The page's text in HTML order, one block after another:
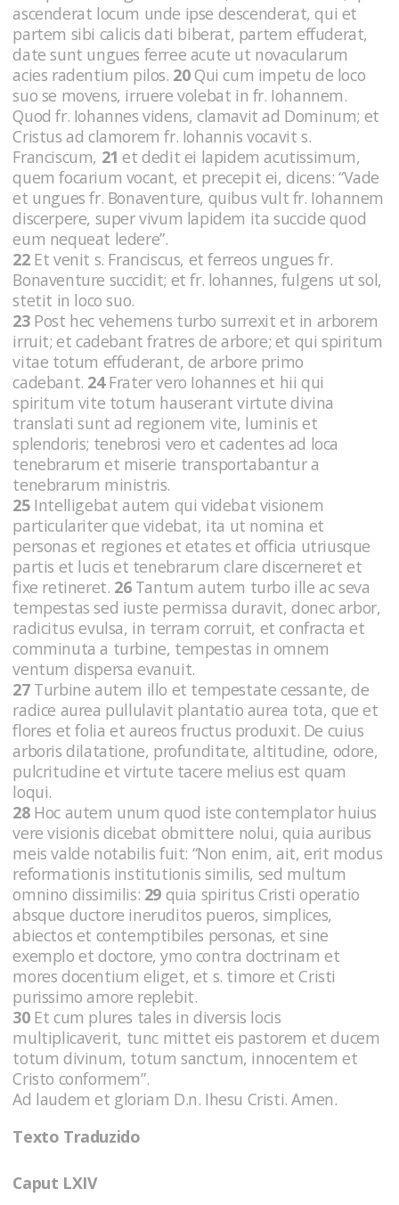
ascenderat locum unde ipse descenderat, qui et
partem sibi calicis dati biberat, partem effuderat,
date sunt ungues ferree acute ut novacularum
acies radentium pilos. 20Qui cum impetu de loco
suo se movens, irruere volebat in fr. Iohannem.
Quod fr. Iohannes videns, clamavit ad Dominum; et
Cristus ad clamorem fr. Iohannis vocavit s.
Franciscum, 21et dedit ei lapidem acutissimum,
quem focarium vocant, et precepit ei, dicens: “Vade
et ungues fr. Bonaventure, quibus vult fr. Iohannem
discerpere, super vivum lapidem ita succide quod
eum nequeat ledere”.
22 Et venit s. Franciscus, et ferreos ungues fr.
Bonaventure succidit; et fr. lohannes, fulgens ut sol,
stetit in loco suo.
23Post hec vehemens turbo surrexit et in arborem
irruit; et ca­debant fratres de arbore; et qui spiritum
vitae totum effuderant, de arbore primo
cadebant. 24Frater vero Iohannes et hii qui
spiritum vite totum hauserant virtute divina
translati sunt ad regionem vite, luminis et
splendoris; tenebrosi vero et cadentes ad loca
tenebrarum et miserie transportabantur a
tenebrarum ministris.
25Intelligebat autem qui videbat visionem
particulariter que videbat, ita ut nomina et
personas et regiones et etates et officia utriusque
partis et lucis et tenebrarum clare discerneret et
fixe retineret. 26Tantum autem turbo ille ac seva
tempestas sed iuste permissa duravit, donec arbor,
radicitus evulsa, in terram corruit, et confracta et
comminuta a turbine, tempestas in omnem
ventum dispersa evanuit.
27Turbine autem illo et tempestate cessante, de
radice aurea pullulavit plantatio aurea tota, que et
flores et folia et aureos fructus produxit. De cuius
arboris dilatatione, profunditate, altitudine, odore,
pulcritudine et virtute tacere melius est quam
loqui.
28 Hoc autem unum quod iste contemplator huius
vere visionis dicebat obmittere nolui, quia auribus
meis valde notabilis fuit: “Non enim, ait, erit modus
reformationis institutionis similis, sed multum
omnino dissimilis: 29 quia spiritus Cristi operatio
absque ductore ineruditos pueros, simplices,
abiectos et contemptibiles personas, et sine
exemplo et doctore, ymo contra doctrinam et
mores docentium eliget, et s. timore et Cristi
purissimo amore replebit.
30Et cum plures tales in diversis locis
multiplicaverit, tunc mittet eis pastorem et ducem
totum divinum, totum sanctum, innocentem et
Cristo conformem”.
Ad laudem et gloriam D.n. Ihesu Cristi. Amen.
Texto Traduzido
Caput LXIV